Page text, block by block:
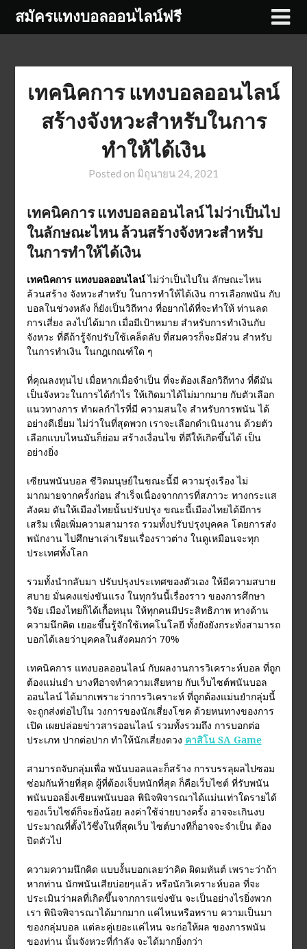
สมัครแทงบอลออนไลน์ฟรี
เทคนิคการ แทงบอลออนไลน์
สร้างจังหวะสำหรับในการ
ทำให้ได้เงิน
Posted on มิถุนายน 24, 2021
เทคนิคการ แทงบอลออนไลน์ ไม่ว่าเป็นไป
ในลักษณะไหน ล้วนสร้างจังหวะสำหรับ
ในการทำให้ได้เงิน
เทคนิคการ แทงบอลออนไลน์ไม่ว่าเป็นไปใน ลักษณะไหน
ล้วนสร้าง จังหวะสำหรับ ในการทำให้ได้เงิน การเลือกพนัน กับ
บอลในช่วงหลัง ก็ยังเป็นวิถีทาง ที่อยากได้ที่จะทำให้ ท่านลด
การเสี่ยง ลงไปได้มาก เมื่อมีเป้าหมาย สำหรับการทำเงินกับ
จังหวะ ที่ดีถ้ารู้จักปรับใช้เคล็ดลับ ที่สมควรก็จะมีส่วน สำหรับ
ในการทำเงิน ในกฎเกณฑ์ใด ๆ
ที่คุณลงทุนไป เมื่อหากเมื่อจำเป็น ที่จะต้องเลือกวิถีทาง ที่ดีมัน
เป็นจังหวะในการได้กำไร ให้เกิดมาได้ไม่มากมาย กับตัวเลือก
แนวทางการ ทำผลกำไรที่มี ความสนใจ สำหรับการพนัน ได้
อย่างดีเยี่ยม ไม่ว่าในที่สุดพวก เราจะเลือกดำเนินงาน ด้วยตัว
เลือกแบบไหนมันก็ย่อม สร้างเงื่อนไข ที่ดีให้เกิดขึ้นได้ เป็น
อย่างยิ่ง
เซียนพนันบอล ชีวิตมนุษย์ในขณะนี้มี ความรุ่งเรือง ไม่
มากมายจากครั้งก่อน สำเร็จเนื่องจากการที่สภาวะ ทางกระแส
สังคม ดันให้เมืองไทยนั้นปรับปรุง ขณะนี้เมืองไทยได้มีการ
เสริม เพื่อเพิ่มความสามารถ รวมทั้งปรับปรุงบุคคล โดยการส่ง
พนักงาน ไปศึกษาเล่าเรียนเรื่องราวต่าง ในดูเหมือนจะทุก
ประเทศทั้งโลก
รวมทั้งนำกลับมา ปรับปรุงประเทศของตัวเอง ให้มีความสบาย
สบาย มั่นคงแข่งขันแรง ในทุกวันนี้เรื่องราว ของการศึกษา
วิจัย เมืองไทยก็ได้เกื้อหนุน ให้ทุกคนมีประสิทธิภาพ ทางด้าน
ความนึกคิด เยอะขึ้นรู้จักใช้เทคโนโลยี ทั้งยังยังกระทั่งสามารถ
บอกได้เลยว่าบุคคลในสังคมกว่า 70%
เทคนิคการ แทงบอลออนไลน์ กับผลงานการวิเคราะห์บอล ที่ถูก
ต้องแม่นยำ บางทีอาจทำความเสียหาย กับเว็บไซต์พนันบอล
ออนไลน์ ได้มากเพราะว่าการวิเคราะห์ ที่ถูกต้องแม่นยำกลุ่มนี้
จะถูกส่งต่อไปใน วงการของนักเสี่ยงโชค ด้วยหนทางของการ
เปิด เผยปล่อยข่าวสารออนไลน์ รวมทั้งรวมถึง การบอกต่อ
ประเภท ปากต่อปาก ทำให้นักเสี่ยงดวง คาสิโน SA Game
สามารถจับกลุ่มเพื่อ พนันบอลและก็สร้าง การบรรลุผลไปซอม
ซ่อมกันท้ายที่สุด ผู้ที่ต้องเจ็บหนักที่สุด ก็คือเว็บไซต์ ที่รับพนัน
พนันบอลยิ่งเซียนพนันบอล พินิจพิจารณาได้แม่นเท่าใดรายได้
ของเว็บไซต์ก็จะยิ่งน้อย ลงค่าใช้จ่ายบางครั้ง อาจจะเกินงบ
ประมาณที่ตั้งไว้ซึ่งในที่สุดเว็บ ไซต์บางทีก็อาจจะจำเป็น ต้อง
ปิดตัวไป
ความความนึกคิด แบบงั้นบอกเลยว่าคิด ผิดมหันต์ เพราะว่าถ้า
หากท่าน นักพนันเสียบ่อยๆแล้ว หรือนักวิเคราะห์บอล ที่จะ
ประเมินว่าผลที่เกิดขึ้นจากการแข่งขัน จะเป็นอย่างไรยิ่งพวก
เรา พินิจพิจารณาได้มากมาก แค่ไหนหรือทราบ ความเป็นมา
ของกลุ่มบอล แต่ละคู่เยอะแค่ไหน จะก่อให้ผล ของการพนัน
ของท่าน นั้นจังหวะที่กำลัง จะได้มากยิ่งกว่า